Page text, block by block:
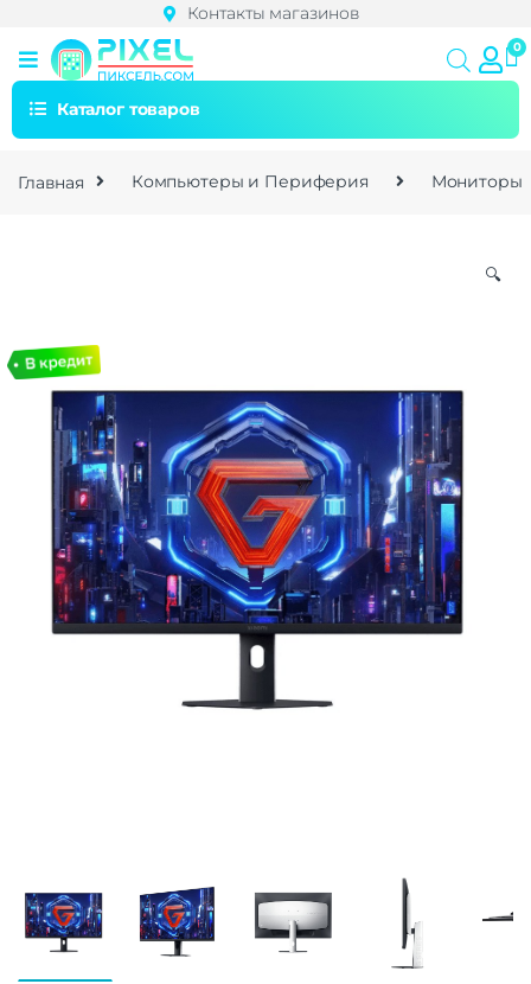
Контакты магазинов
Каталог товаров
Главная Компьютеры и Периферия Мониторы
🔍